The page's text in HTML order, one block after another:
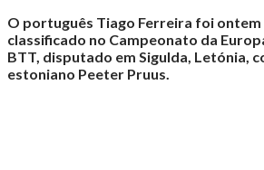
campeão
europeu
de
maratonas"
O português Tiago Ferreira foi ontem
classificado no Campeonato da
BTT, disputado em Sigulda, Letónia,
estoniano Peeter Pruus.